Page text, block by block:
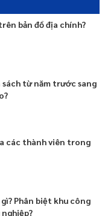
bản đồ địa chính?
sách từ năm trước sang
các thành viên trong
Phân biệt khu công